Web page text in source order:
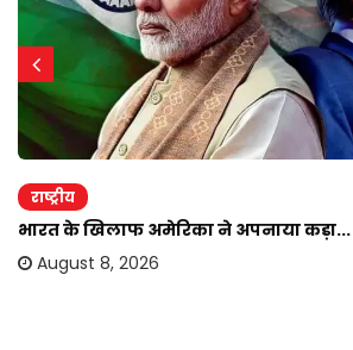
राष्ट्रीय
भारत के खिलाफ अमेरिका ने अपनाया कड़ा...
August 8, 2026